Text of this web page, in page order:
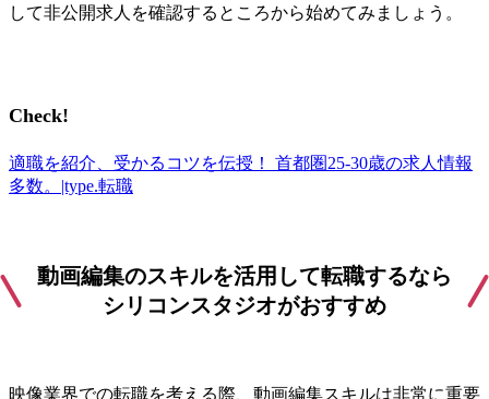
して非公開求人を確認するところから始めてみましょう。
Check!
適職を紹介、受かるコツを伝授！ 首都圏25-30歳の求人情報
多数。|type.転職
動画編集のスキルを活用して転職するなら
シリコンスタジオがおすすめ
映像業界での転職を考える際、動画編集スキルは非常に重要